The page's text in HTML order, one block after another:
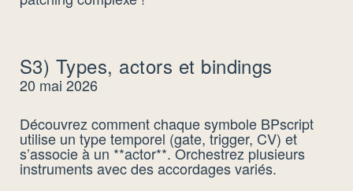
S3) Types, actors et bindings
20 mai 2026
Découvrez comment chaque symbole BPscript
utilise un type temporel (gate, trigger, CV) et
s’associe à un **actor**. Orchestrez plusieurs
instruments avec des accordages variés.